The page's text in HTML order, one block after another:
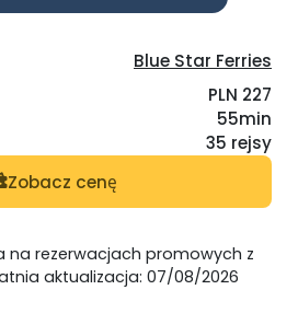
Blue Star Ferries
PLN 227
55min
35 rejsy
Zobacz cenę
na rezerwacjach promowych z
aktualizacja: 07/08/2026